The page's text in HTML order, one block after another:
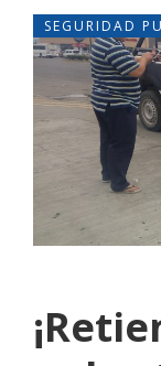
SEGURIDAD